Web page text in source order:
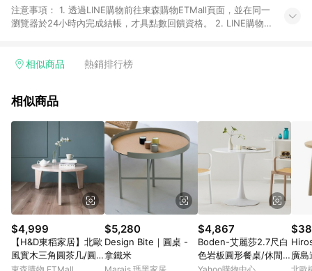
注意事項： 1. 透過LINE購物前往東森購物ETMall頁面，並在同一
瀏覽器於24小時內完成結帳，才具點數回饋資格。 2. LINE購物
單，皆不在點數回饋範圍內。 3. 如購買以下類別商品，將無法獲
球嚴選、商城、專案商品、「草莓網」全館商品。 4. 如取消訂
回饋。 5. 點數回饋會扣除所有折扣優惠後之最終發票金額計算，
實際回饋請依LINE購物通知為主。 6. 訂單如有使用東森購物
ETMall站內之折扣優惠(包含但不限於東森幣、樂透金、東森現金
券等)，不具點數回饋資格。詳細請依東森購物ETMall之結帳頁面
顯示為準。 7. LINE購物設有「單一商品最高回饋點數」機制(特
殊活動時開放「回饋無上限」)，以同一訂單中同一商品不論件數
計算，並依訂單成立時間當下LINE購物所設定的回饋機制為準。
8. LINE購物為購物資訊整合性平台，商品資料更新會有時間差，
如顯示之商品規格、顏色、價位、贈品與東森購物ETMall銷售網
頁不符，以銷售網頁標示為準。 9. 若有贈點爭議，請務必於訂單
日期+180天以內至LINE購物客服洽詢；若超過180天(含)以上進
相似商品 熱銷排行榜
相似商品
$4,999
【H&D東稻家居】北歐
風實木三角圓茶几/圓
几/邊几-2色
$5,280
Design Bite｜圓桌 -
拿鐵米
$4,867
Boden-艾麗莎2.7尺白
色岩板圓形餐桌/休閒
桌/洽談桌/商務桌-80x
廣